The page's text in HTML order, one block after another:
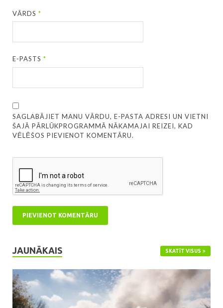
VĀRDS*
E-PASTS*
SAGLABĀJIET MANU VĀRDU, E-PASTA ADRESI UN VIETNI
ŠAJĀ PĀRLŪKPROGRAMMĀ NĀKAMAJAI REIZEI, KAD
VĒLĒŠOS PIEVIENOT KOMENTĀRU.
JAUNĀKAIS SKATĪT VISUS